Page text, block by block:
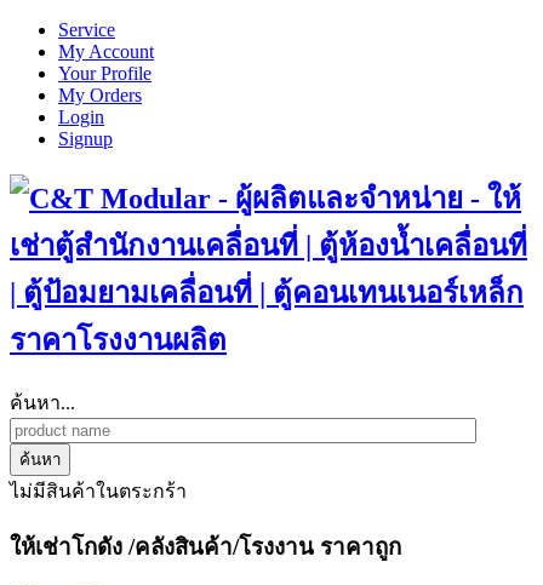
Service
My Account
Your Profile
My Orders
Login
Signup
ค้นหา...
ค้นหา
ไม่มีสินค้าในตระกร้า
ให้เช่าโกดัง /คลังสินค้า/โรงงาน ราคาถูก